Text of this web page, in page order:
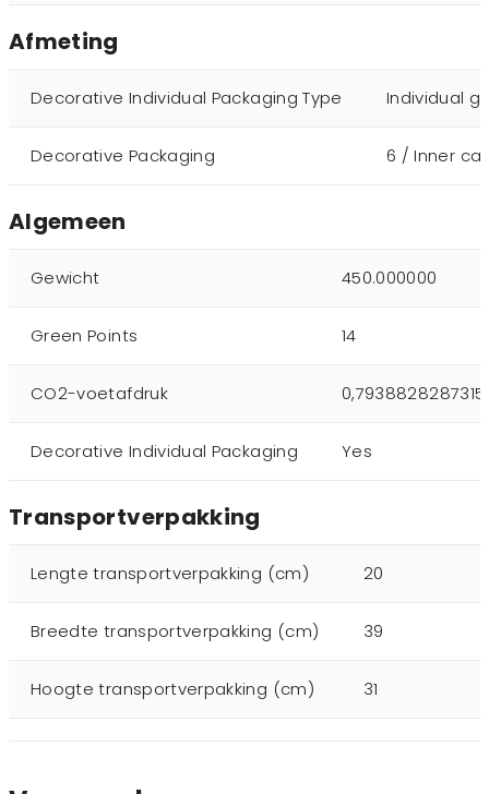
Afmeting
Decorative Individual Packaging Type Individual
Decorative Packaging 6 / Inner
Algemeen
Gewicht 450.000000
Green Points 14
CO2-voetafdruk
Decorative Individual Packaging Yes
Transportverpakking
Lengte transportverpakking (cm) 20
Breedte transportverpakking (cm) 39
Hoogte transportverpakking (cm) 31